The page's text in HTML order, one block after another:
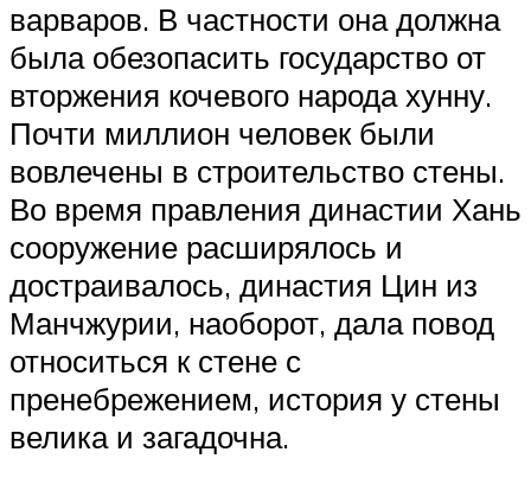
варваров. В частности она должна
была обезопасить государство от
вторжения кочевого народа хунну.
Почти миллион человек были
вовлечены в строительство стены.
Во время правления династии Хань
сооружение расширялось и
достраивалось, династия Цин из
Манчжурии, наоборот, дала повод
относиться к стене с
пренебрежением, история у стены
велика и загадочна.